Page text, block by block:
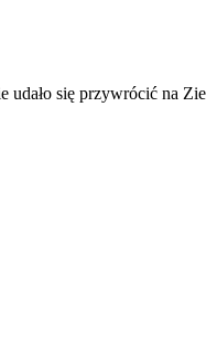
się przywrócić na